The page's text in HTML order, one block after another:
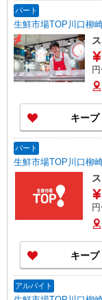
パート
生鮮市場TOP川口柳
キープ
パート
生鮮市場TOP川口柳
キープ
アルバイト